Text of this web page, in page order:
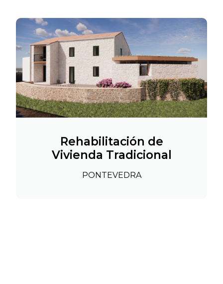
Rehabilitación de
Vivienda Tradicional
PONTEVEDRA